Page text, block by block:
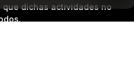
que dichas actividades no